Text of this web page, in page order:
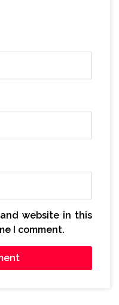
website in this
I comment.